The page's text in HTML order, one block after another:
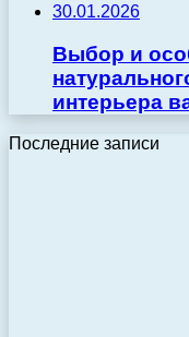
30.01.2026
Выбор и
интерьера
Последние записи